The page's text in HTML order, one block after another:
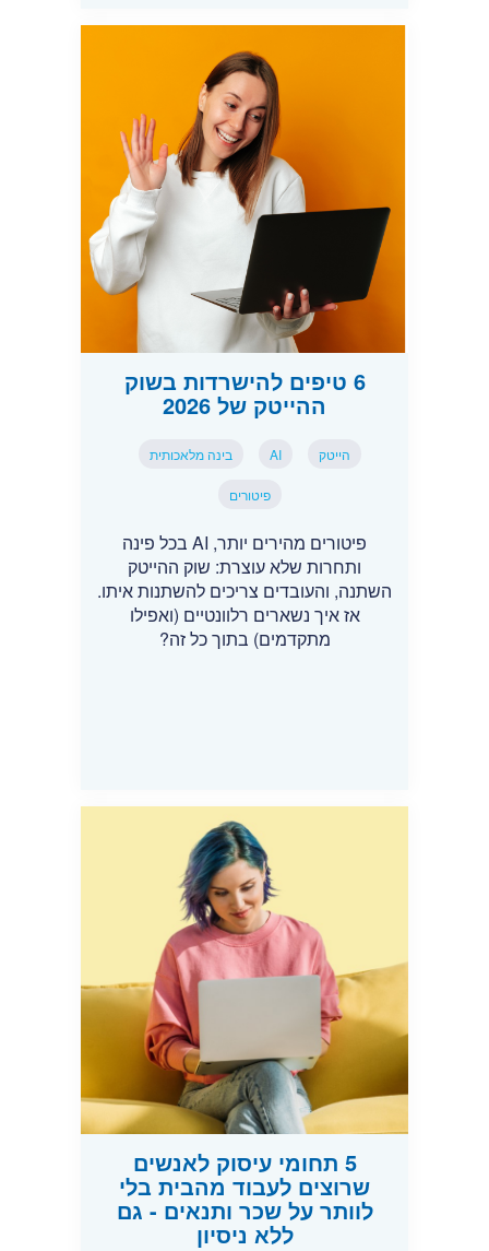
6 טיפים להישרדות בשוק
ההייטק של 2026
הייטק AI בינה מלאכותית
פיטורים
פיטורים מהירים יותר, AI בכל פינה
ותחרות שלא עוצרת: שוק ההייטק
השתנה, והעובדים צריכים להשתנות איתו.
אז איך נשארים רלוונטיים (ואפילו
מתקדמים) בתוך כל זה?
5 תחומי עיסוק לאנשים
שרוצים לעבוד מהבית בלי
לוותר על שכר ותנאים - גם
ללא ניסיון